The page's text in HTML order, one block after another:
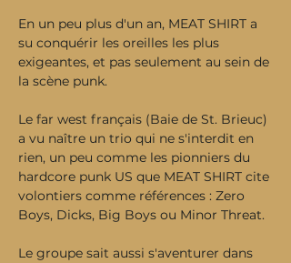
En un peu plus d'un an, MEAT SHIRT a
su conquérir les oreilles les plus
exigeantes, et pas seulement au sein de
la scène punk.
Le far west français (Baie de St. Brieuc)
a vu naître un trio qui ne s'interdit en
rien, un peu comme les pionniers du
hardcore punk US que MEAT SHIRT cite
volontiers comme références : Zero
Boys, Dicks, Big Boys ou Minor Threat.
Le groupe sait aussi s'aventurer dans